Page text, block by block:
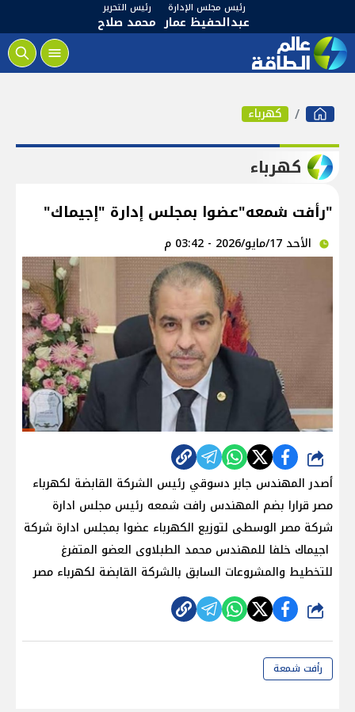
رئيس مجلس الإدارة
عبدالحفيظ عمار
رئيس التحرير
محمد صلاح
كهرباء
كهرباء
"رأفت شمعه"عضوا بمجلس إدارة "إجيماك"
الأحد 17/مايو/2026 - 03:42 م
شارك
أصدر المهندس جابر دسوقي رئيس الشركة القابضة لكهرباء
مصر قرارا بضم المهندس رافت شمعه رئيس مجلس ادارة
شركة مصر الوسطى لتوزيع الكهرباء عضوا بمجلس ادارة شركة
اجيماك خلفا للمهندس محمد الطبلاوى العضو المتفرغ
للتخطيط والمشروعات السابق بالشركة القابضة لكهرباء مصر
شارك
رأفت شمعة